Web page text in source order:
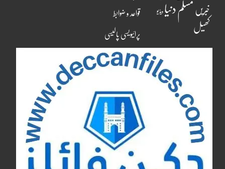
خبریں مسلم دنیا ویڈیو
کھیل
قواعد و ضوابط
پرائیویسی پالیسی